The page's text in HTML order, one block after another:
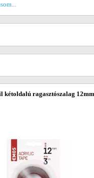
kétoldalú ragasztószalag